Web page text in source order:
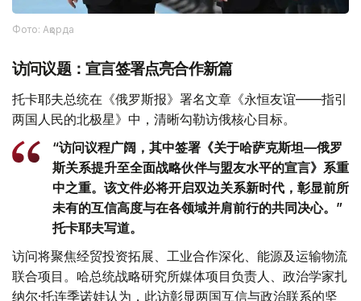
Фото: Ақорда
访问议题：宣言签署点亮合作新篇
托卡耶夫总统在《俄罗斯报》署名文章《永恒友谊——指引
两国人民的北极星》中，清晰勾勒访俄核心目标。
“访问议程广阔，其中签署《关于哈萨克斯坦—俄罗
斯关系提升至全面战略伙伴与盟友水平的宣言》系重
中之重。该文件必将开启双边关系新时代，彰显前所
未有的互信高度与在各领域并肩前行的共同决心。”
托卡耶夫写道。
访问将聚焦经贸投资拓展、工业合作深化、能源及运输物流
联合项目。哈总统战略研究所媒体项目负责人、政治学家扎
纳尔·托连季诺娃认为，此访彰显两国互信与政治联系的坚